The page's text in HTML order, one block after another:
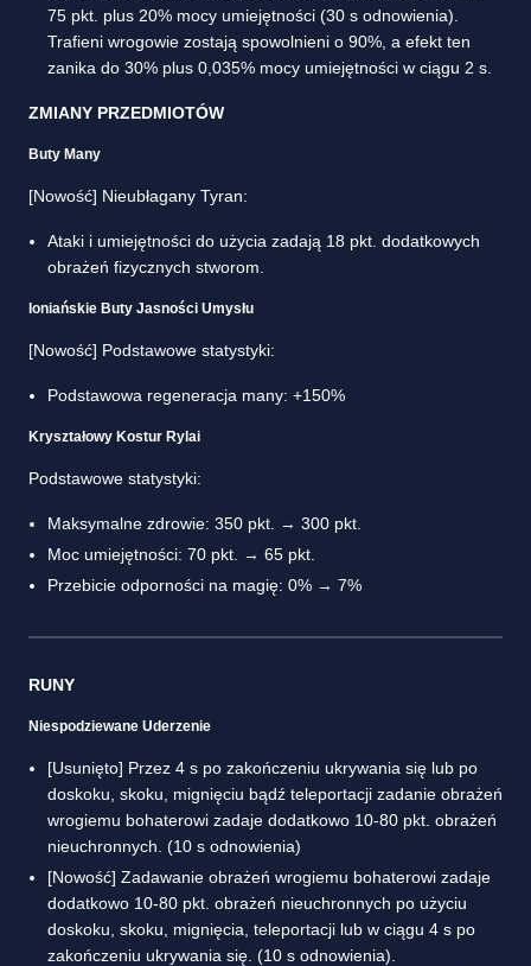
75 pkt. plus 20% mocy umiejętności (30 s odnowienia).
Trafieni wrogowie zostają spowolnieni o 90%, a efekt ten
zanika do 30% plus 0,035% mocy umiejętności w ciągu 2 s.
ZMIANY PRZEDMIOTÓW
Buty Many
[Nowość] Nieubłagany Tyran:
Ataki i umiejętności do użycia zadają 18 pkt. dodatkowych
obrażeń fizycznych stworom.
Ioniańskie Buty Jasności Umysłu
[Nowość] Podstawowe statystyki:
Podstawowa regeneracja many: +150%
Kryształowy Kostur Rylai
Podstawowe statystyki:
Maksymalne zdrowie: 350 pkt. → 300 pkt.
Moc umiejętności: 70 pkt. → 65 pkt.
Przebicie odporności na magię: 0% → 7%
RUNY
Niespodziewane Uderzenie
[Usunięto] Przez 4 s po zakończeniu ukrywania się lub po
doskoku, skoku, mignięciu bądź teleportacji zadanie obrażeń
wrogiemu bohaterowi zadaje dodatkowo 10-80 pkt. obrażeń
nieuchronnych. (10 s odnowienia)
[Nowość] Zadawanie obrażeń wrogiemu bohaterowi zadaje
dodatkowo 10-80 pkt. obrażeń nieuchronnych po użyciu
doskoku, skoku, mignięcia, teleportacji lub w ciągu 4 s po
zakończeniu ukrywania się. (10 s odnowienia).